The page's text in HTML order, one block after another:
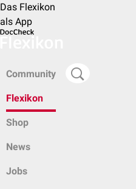
Das Flexikon
als App
Community
Flexikon
Shop
News
Jobs